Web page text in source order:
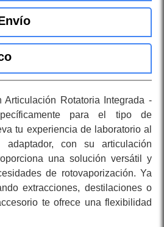
Rotatoria Integrada -
para el tipo de
tu experiencia de laboratorio al
adaptador, con su articulación
una solución versátil y
de rotovaporización. Ya
extracciones, destilaciones o
te ofrece una flexibilidad